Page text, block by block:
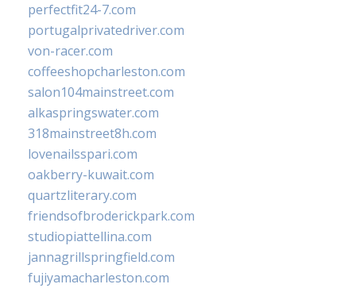
perfectfit24-7.com
portugalprivatedriver.com
von-racer.com
coffeeshopcharleston.com
salon104mainstreet.com
alkaspringswater.com
318mainstreet8h.com
lovenailsspari.com
oakberry-kuwait.com
quartzliterary.com
friendsofbroderickpark.com
studiopiattellina.com
jannagrillspringfield.com
fujiyamacharleston.com